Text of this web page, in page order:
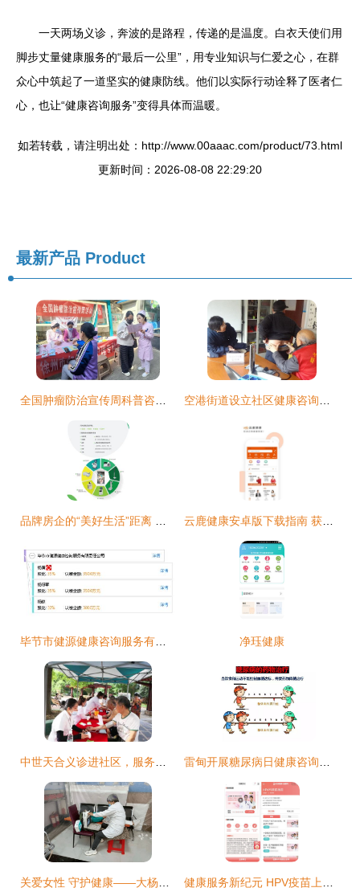
一天两场义诊，奔波的是路程，传递的是温度。白衣天使们用
脚步丈量健康服务的“最后一公里”，用专业知识与仁爱之心，在群
众心中筑起了一道坚实的健康防线。他们以实际行动诠释了医者仁
心，也让“健康咨询服务”变得具体而温暖。
如若转载，请注明出处：http://www.00aaac.com/product/73.html
更新时间：2026-08-08 22:29:20
最新产品 Product
净珏健康